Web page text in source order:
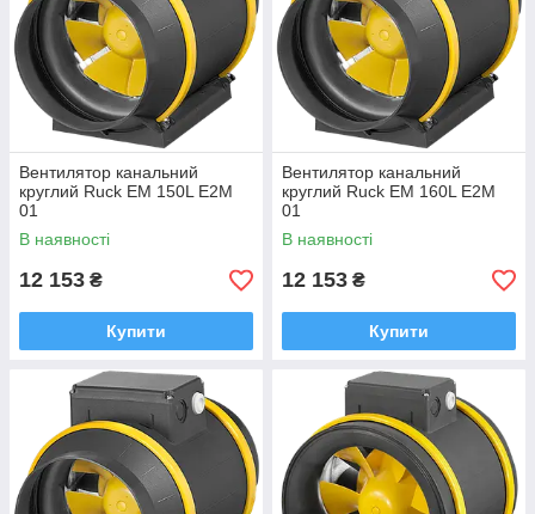
Вентилятор канальний
круглий Ruck EM 150L E2M
01
В наявності
12 153 ₴
Купити
Вентилятор канальний
круглий Ruck EM 160L E2M
01
В наявності
12 153 ₴
Купити